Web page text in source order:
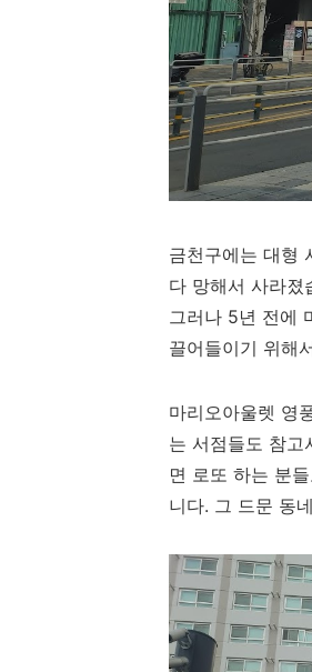
금천구에는 대형
다 망해서 사라졌
그러나 5년 전에
끌어들이기 위해
마리오아울렛 영
는 서점들도 참고
면 로또 하는 분
니다. 그 드문 동